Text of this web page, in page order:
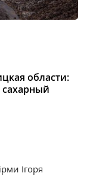
области:
Ігоря